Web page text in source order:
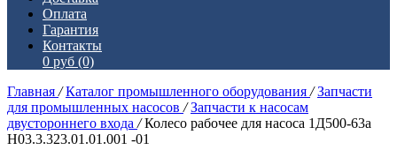
Оплата
Гарантия
Контакты
0 руб (0)
Главная / Каталог промышленного оборудования / Запчасти
для промышленных насосов / Запчасти к насосам
двустороннего входа / Колесо рабочее для насоса 1Д500-63а
Н03.3.323.01.01.001 -01